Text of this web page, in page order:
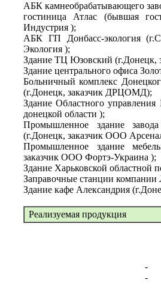
АБК камнеобрабатывающего
гостиница Атлас (бывшая
Индустрия );
АБК ГП Донбасс-экология
Экология );
Здание ТЦ Юзовский
Здание центрального офиса
Больничный комплекс
(г.Донецк, заказчик ДРЦОМД);
Здание Областного
донецкой области );
Промышленное здание
(г.Донецк, заказчик ООО
Промышленное здание
заказчик ООО Фортэ-Украина );
Здание Харьковской областной
Заправочные станции компании
Здание кафе Александрия
Реализуемая продукция
-
-